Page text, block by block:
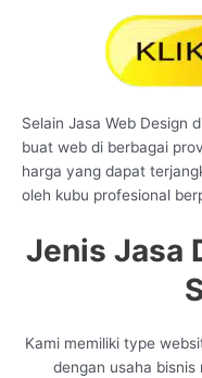
Selain Jasa Web Design
buat web di berbagai
harga yang dapat
oleh kubu profesional
Jenis Jasa
Kami memiliki type
dengan usaha bisnis